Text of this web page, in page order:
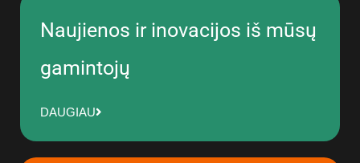
Naujienos ir inovacijos iš mūsų
gamintojų
DAUGIAU